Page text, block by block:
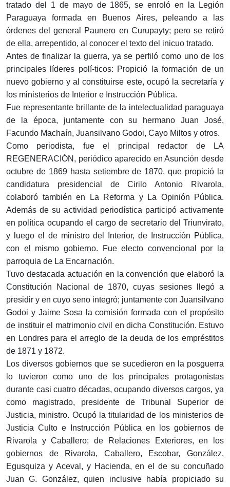
tratado del 1 de mayo de 1865, se enroló en la Legión
Paraguaya formada en Buenos Aires, peleando a las
órdenes del general Paunero en Curupayty; pero se retiró
de ella, arrepentido, al conocer el texto del inicuo tratado.
Antes de finalizar la guerra, ya se perfiló como uno de los
principales líderes polí-ticos: Propició la formación de un
nuevo gobierno y al constituirse este, ocupó la secretaría y
los ministerios de Interior e Instrucción Pública.
Fue representante brillante de la intelectualidad paraguaya
de la época, juntamente con su hermano Juan José,
Facundo Machaín, Juansilvano Godoi, Cayo Miltos y otros.
Como periodista, fue el principal redactor de LA
REGENERACIÓN, periódico aparecido en Asunción desde
octubre de 1869 hasta setiembre de 1870, que propició la
candidatura presidencial de Cirilo Antonio Rivarola,
colaboró también en La Reforma y La Opinión Pública.
Además de su actividad periodística participó activamente
en política ocupando el cargo de secretario del Triunvirato,
y luego el de ministro del Interior, de Instrucción Pública,
con el mismo gobierno. Fue electo convencional por la
parroquia de La Encarnación.
Tuvo destacada actuación en la convención que elaboró la
Constitución Nacional de 1870, cuyas sesiones llegó a
presidir y en cuyo seno integró; juntamente con Juansilvano
Godoi y Jaime Sosa la comisión formada con el propósito
de instituir el matrimonio civil en dicha Constitución. Estuvo
en Londres para el arreglo de la deuda de los empréstitos
de 1871 y 1872.
Los diversos gobiernos que se sucedieron en la posguerra
lo tuvieron como uno de los principales protagonistas
durante casi cuatro décadas, ocupando diversos cargos, ya
como magistrado, presidente de Tribunal Superior de
Justicia, ministro. Ocupó la titularidad de los ministerios de
Justicia Culto e Instrucción Pública en los gobiernos de
Rivarola y Caballero; de Relaciones Exteriores, en los
gobiernos de Rivarola, Caballero, Escobar, González,
Egusquiza y Aceval, y Hacienda, en el de su concuñado
Juan G. González, quien inclusive había propiciado su